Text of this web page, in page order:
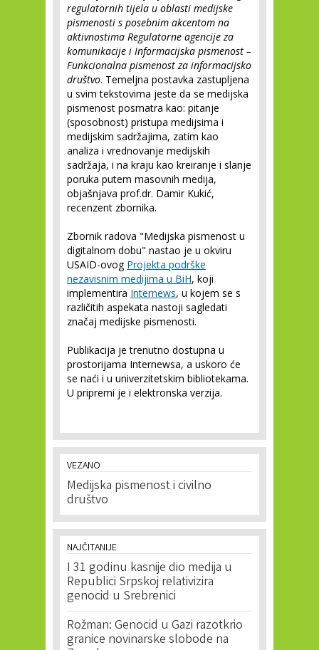
regulatornih tijela u oblasti medijske
pismenosti s posebnim akcentom na
aktivnostima Regulatorne agencije za
komunikacije i Informacijska pismenost –
Funkcionalna pismenost za informacijsko
društvo. Temeljna postavka zastupljena
u svim tekstovima jeste da se medijska
pismenost posmatra kao: pitanje
(sposobnost) pristupa medijsima i
medijskim sadržajima, zatim kao
analiza i vrednovanje medijskih
sadržaja, i na kraju kao kreiranje i slanje
poruka putem masovnih medija,
objašnjava prof.dr. Damir Kukić,
recenzent zbornika.
Zbornik radova "Medijska pismenost u
digitalnom dobu" nastao je u okviru
USAID-ovog Projekta podrške
nezavisnim medijima u BiH, koji
implementira Internews, u kojem se s
različitih aspekata nastoji sagledati
značaj medijske pismenosti.
Publikacija je trenutno dostupna u
prostorijama Internewsa, a uskoro će
se naći i u univerzitetskim bibliotekama.
U pripremi je i elektronska verzija.
VEZANO
Medijska pismenost i civilno
društvo
NAJČITANIJE
I 31 godinu kasnije dio medija u
Republici Srpskoj relativizira
genocid u Srebrenici
Rožman: Genocid u Gazi razotkrio
granice novinarske slobode na